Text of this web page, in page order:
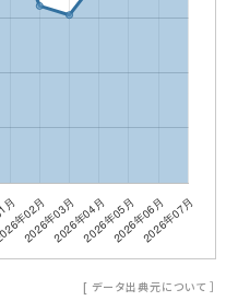
[ データ出典元について ］